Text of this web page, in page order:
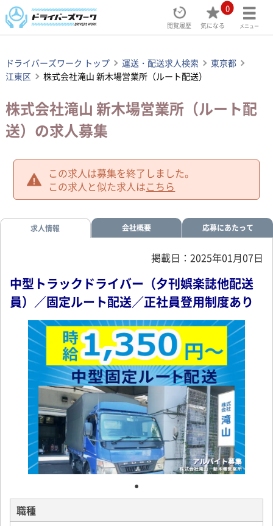
閲覧履歴
0
気になる メニュー
ドライバーズワーク トップ 運送・配送求人検索
東京都
江東区
株式会社滝山 新木場営業所（ルート配送）
株式会社滝山 新木場営業所（ルート配
送）の求人募集
この求人は募集を終了しました。
この求人と似た求人はこちら
求人情報 会社概要 応募にあたって
掲載日：2025年01月07日
中型トラックドライバー（夕刊娯楽誌他配送
員）／固定ルート配送／正社員登用制度あり
職種